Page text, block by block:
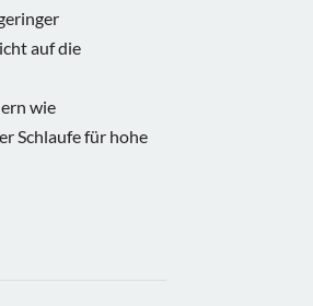
auf die
wie
Schlaufe für hohe